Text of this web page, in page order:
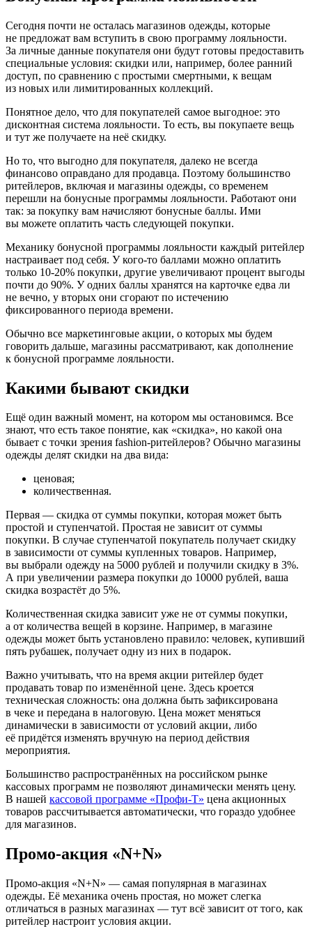
Сегодня почти не осталась магазинов одежды, которые
не предложат вам вступить в свою программу лояльности.
За личные данные покупателя они будут готовы предоставить
специальные условия: скидки или, например, более ранний
доступ, по сравнению с простыми смертными, к вещам
из новых или лимитированных коллекций.
Понятное дело, что для покупателей самое выгодное: это
дисконтная система лояльности. То есть, вы покупаете вещь
и тут же получаете на неё скидку.
Но то, что выгодно для покупателя, далеко не всегда
финансово оправдано для продавца. Поэтому большинство
ритейлеров, включая и магазины одежды, со временем
перешли на бонусные программы лояльности. Работают они
так: за покупку вам начисляют бонусные баллы. Ими
вы можете оплатить часть следующей покупки.
Механику бонусной программы лояльности каждый ритейлер
настраивает под себя. У кого-то баллами можно оплатить
только 10-20% покупки, другие увеличивают процент выгоды
почти до 90%. У одних баллы хранятся на карточке едва ли
не вечно, у вторых они сгорают по истечению
фиксированного периода времени.
Обычно все маркетинговые акции, о которых мы будем
говорить дальше, магазины рассматривают, как дополнение
к бонусной программе лояльности.
Какими бывают скидки
Ещё один важный момент, на котором мы остановимся. Все
знают, что есть такое понятие, как «скидка», но какой она
бывает с точки зрения fashion-ритейлеров? Обычно магазины
одежды делят скидки на два вида:
ценовая;
количественная.
Первая — скидка от суммы покупки, которая может быть
простой и ступенчатой. Простая не зависит от суммы
покупки. В случае ступенчатой покупатель получает скидку
в зависимости от суммы купленных товаров. Например,
вы выбрали одежду на 5000 рублей и получили скидку в 3%.
А при увеличении размера покупки до 10000 рублей, ваша
скидка возрастёт до 5%.
Количественная скидка зависит уже не от суммы покупки,
а от количества вещей в корзине. Например, в магазине
одежды может быть установлено правило: человек, купивший
пять рубашек, получает одну из них в подарок.
Важно учитывать, что на время акции ритейлер будет
продавать товар по изменённой цене. Здесь кроется
техническая сложность: она должна быть зафиксирована
в чеке и передана в налоговую. Цена может меняться
динамически в зависимости от условий акции, либо
её придётся изменять вручную на период действия
мероприятия.
Большинство распространённых на российском рынке
кассовых программ не позволяют динамически менять цену.
В нашей кассовой программе «Профи-Т» цена акционных
товаров рассчитывается автоматически, что гораздо удобнее
для магазинов.
Промо-акция «N+N»
Промо-акция «N+N» — самая популярная в магазинах
одежды. Её механика очень простая, но может слегка
отличаться в разных магазинах — тут всё зависит от того, как
ритейлер настроит условия акции.